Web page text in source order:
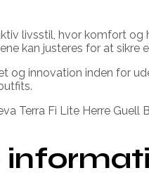
livsstil, hvor komfort
kan justeres for at
og innovation inden for
Terra Fi Lite Herre